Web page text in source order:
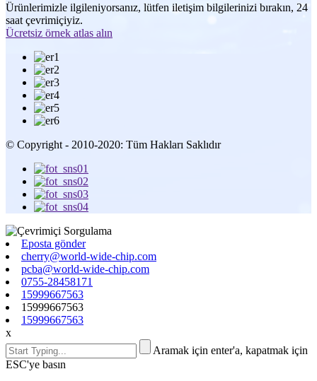
Ürünlerimizle ilgileniyorsanız, lütfen iletişim bilgilerinizi bırakın, 24
saat çevrimiçiyiz.
Ücretsiz örnek atlas alın
© Copyright - 2010-2020: Tüm Hakları Saklıdır
Eposta gönder
cherry@world-wide-chip.com
pcba@world-wide-chip.com
0755-28458171
15999667563
15999667563
15999667563
x
Aramak için enter'a, kapatmak için
ESC'ye basın